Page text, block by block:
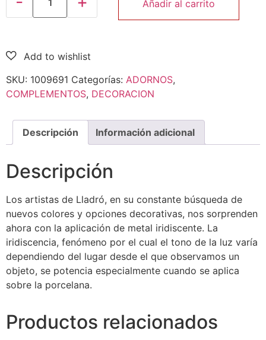
Añadir al carrito
SKU: 1009691 Categorías: ADORNOS,
COMPLEMENTOS, DECORACION
Descripción Información adicional
Descripción
Los artistas de Lladró, en su constante búsqueda de
nuevos colores y opciones decorativas, nos sorprenden
ahora con la aplicación de metal iridiscente. La
iridiscencia, fenómeno por el cual el tono de la luz varía
dependiendo del lugar desde el que observamos un
objeto, se potencia especialmente cuando se aplica
sobre la porcelana.
Productos relacionados